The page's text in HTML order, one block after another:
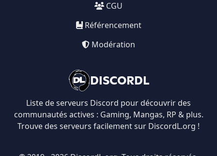
DISCORDL
Liste de serveurs Discord pour découvrir des
communautés actives : Gaming, Mangas, RP & plus.
Trouve des serveurs facilement sur DiscordL.org !
CGU
Référencement
Modération